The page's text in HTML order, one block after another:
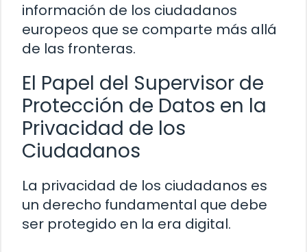
información de los ciudadanos
europeos que se comparte más allá
de las fronteras.
El Papel del Supervisor de
Protección de Datos en la
Privacidad de los
Ciudadanos
La privacidad de los ciudadanos es
un derecho fundamental que debe
ser protegido en la era digital.